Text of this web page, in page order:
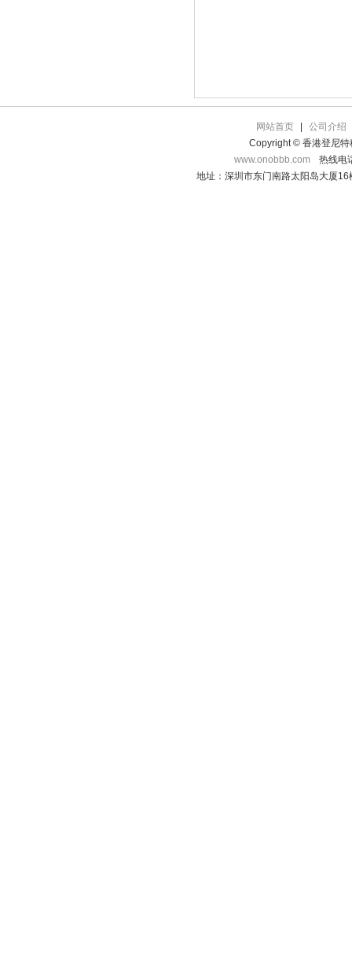
网站首页
公司介绍
Copyright © 香港登尼特
www.onobbb.com
热线电
地址：深圳市东门南路太阳岛大厦